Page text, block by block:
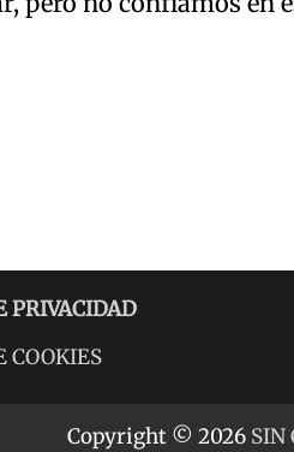
PRIVACIDAD
COOKIES
Copyright © 2026 SIN